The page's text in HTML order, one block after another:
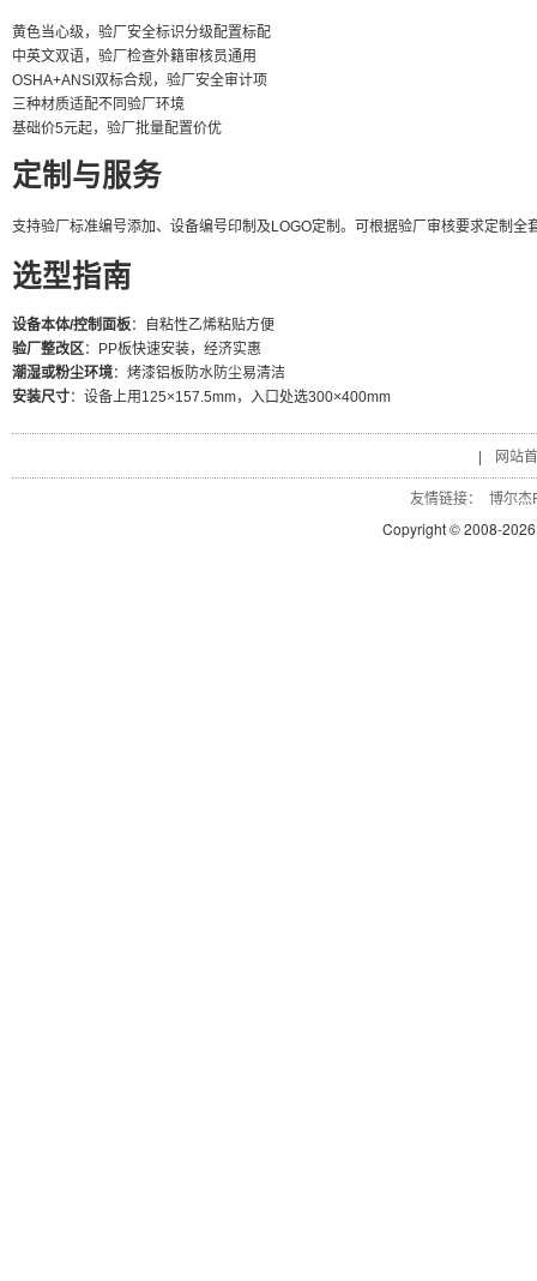
黄色当心级，验厂安全标识分级配置标配
中英文双语，验厂检查外籍审核员通用
OSHA+ANSI双标合规，验厂安全审计项
三种材质适配不同验厂环境
基础价5元起，验厂批量配置价优
定制与服务
支持验厂标准编号添加、设备编号印制及LOGO定制。可根据验厂审核要求定制
选型指南
设备本体/控制面板：自粘性乙烯粘贴方便
验厂整改区：PP板快速安装，经济实惠
潮湿或粉尘环境：烤漆铝板防水防尘易清洁
安装尺寸：设备上用125×157.5mm，入口处选300×400mm
| 网站
友情链接：
博尔杰
Copyright © 2008-2026